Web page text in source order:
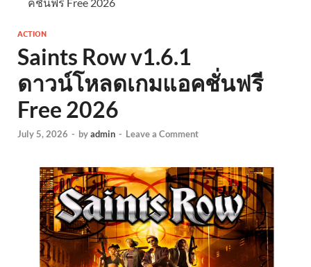
ACTION
Saints Row v1.6.1
ดาวน์โหลดเกมแอคชั่นฟรี
Free 2026
July 5, 2026 - byadmin - Leave a Comment